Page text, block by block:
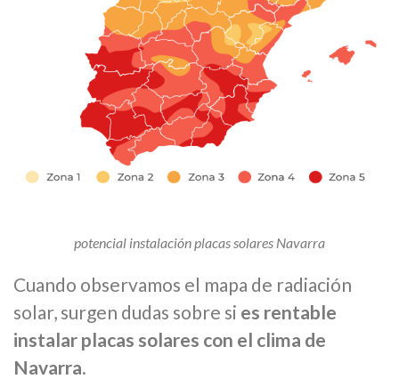
potencial instalación placas solares Navarra
Cuando observamos el mapa de radiación
solar, surgen dudas sobre si es rentable
instalar placas solares con el clima de
Navarra.